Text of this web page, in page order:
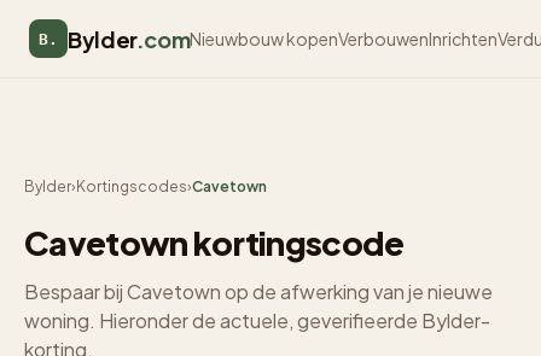
B. Bylder.comNieuwbouw kopenVerbouwenInrichten
Bylder› Kortingscodes›Cavetown
Cavetown kortingscode
Bespaar bij Cavetown op de afwerking van je nieuwe
woning. Hieronder de actuele, geverifieerde Bylder-
korting.